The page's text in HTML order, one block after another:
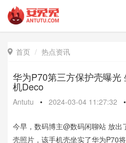
 首页 热点资讯
华为P70第三方保护壳曝光
机Deco
Antutu • 2024-03-04 11:27:32 •
今早，数码博主@数码闲聊站 放
壳照片，该手机壳坐实了华为P70